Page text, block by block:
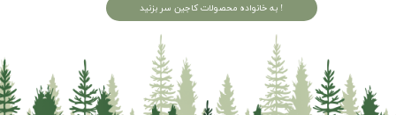
به خانواده محصولات کاجین سر بزنید !